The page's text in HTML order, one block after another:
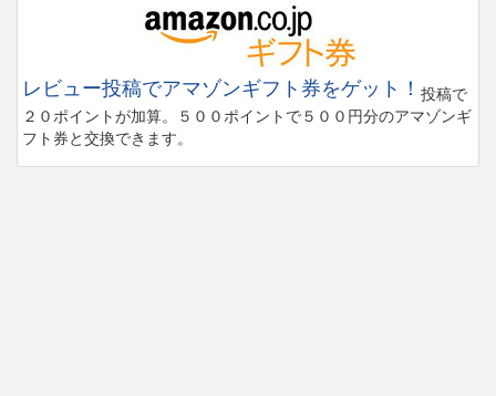
レビュー投稿でアマゾンギフト券をゲット！ 投稿で
２０ポイントが加算。５００ポイントで５００円分のアマゾンギ
フト券と交換できます。